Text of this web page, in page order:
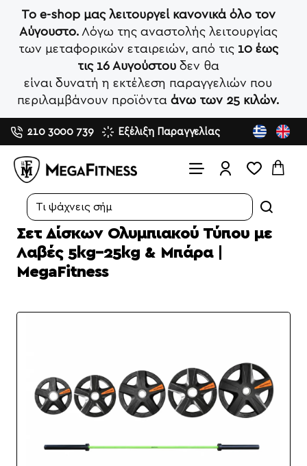
Το e-shop μας λειτουργεί κανονικά όλο τον
Αύγουστο.Λόγω της αναστολής λειτουργίας
των μεταφορικών εταιρειών, από τις 10 έως
τις 16 Αυγούστουδεν θα
είναι δυνατή η εκτέλεση παραγγελιών που
περιλαμβάνουν προϊόντα άνω των 25 κιλών.
210 3000 739 Εξέλιξη Παραγγελίας
Search...
Σετ Δίσκων Ολυμπιακού Τύπου με
Λαβές 5kg–25kg & Μπάρα |
MegaFitness